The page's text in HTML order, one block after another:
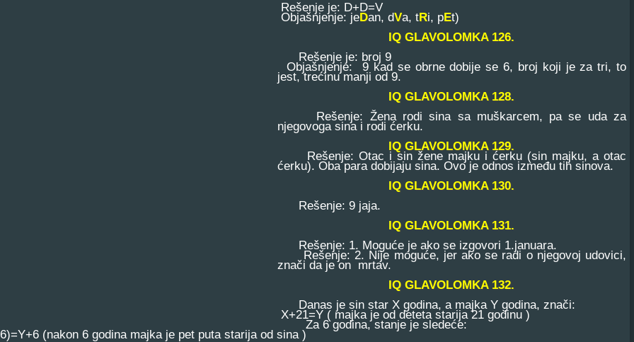
Rešenje je: D+D=V
Objašnjenje: jeDan, dVa, tRi, pEt)
IQ GLAVOLOMKA 126.
Rešenje je: broj 9
Objašnjenje: 9 kad se obrne dobije se 6, broj koji je za tri, to
jest, trećinu manji od 9.
IQ GLAVOLOMKA 128.
Rešenje: Žena rodi sina sa muškarcem, pa se uda za
njegovoga sina i rodi ćerku.
IQ GLAVOLOMKA 129.
Rešenje: Otac i sin žene majku i ćerku (sin majku, a otac
ćerku). Oba para dobijaju sina. Ovo je odnos između tih sinova.
IQ GLAVOLOMKA 130.
Rešenje: 9 jaja.
IQ GLAVOLOMKA 131.
Rešenje: 1. Moguće je ako se izgovori 1.januara.
Rešenje: 2. Nije moguće, jer ako se radi o njegovoj udovici,
znači da je on mrtav.
IQ GLAVOLOMKA 132.
Danas je sin star X godina, a majka Y godina, znači:
X+21=Y ( majka je od deteta starija 21 godinu )
Za 6 godina, stanje je sledeće:
(nakon 6 godina majka je pet puta starija od sina )